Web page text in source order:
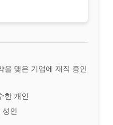
을 맺은 기업에 재직 중인
한 개인
인